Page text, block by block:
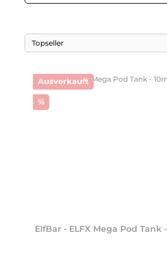
Ausverkauft
%Rabatt
ElfBar - ELFX Mega Pod Tank